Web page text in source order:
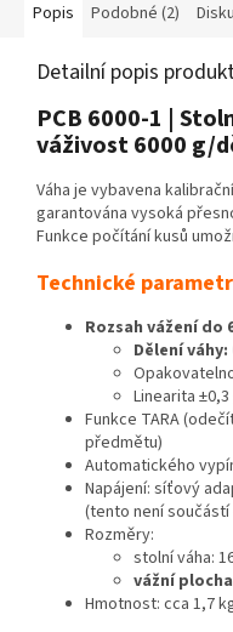
Popis Podobné (2)
Detailní popis
PCB 6000-1 |
váživost 6000 g/
Váha je vybavena
garantována vysoká
Funkce počítání kusů
Technické
Rozsah vážení do
Dělení váhy:
Linearita ±0,3
Funkce TARA
předmětu)
Automatického
Napájení: síťový
(tento není
Rozměry:
stolní váha:
vážní
Hmotnost: cca 1,7